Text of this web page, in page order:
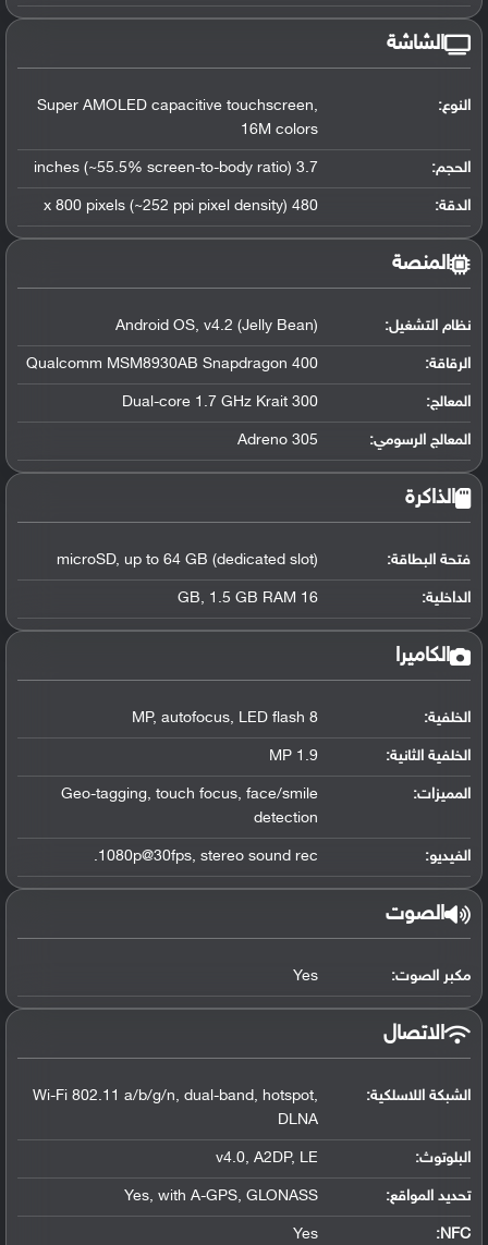
الشاشة
النوع:
Super AMOLED capacitive touchscreen,
16M colors
الحجم: 3.7 inches (~55.5% screen-to-body ratio)
الدقة: 480 x 800 pixels (~252 ppi pixel density)
المنصة
نظام التشغيل:
Android OS, v4.2 (Jelly Bean)
الرقاقة:
Qualcomm MSM8930AB Snapdragon 400
المعالج:
Dual-core 1.7 GHz Krait 300
المعالج الرسومي:
Adreno 305
الذاكرة
فتحة البطاقة: microSD, up to 64 GB (dedicated slot)
الداخلية: 16 GB, 1.5 GB RAM
الكاميرا
الخلفية: 8 MP, autofocus, LED flash
الخلفية الثانية: 1.9 MP
المميزات:
Geo-tagging, touch focus, face/smile
detection
الفيديو: 1080p@30fps, stereo sound rec.
الصوت
مكبر الصوت: Yes
الاتصال
الشبكة اللاسلكية:
Wi-Fi 802.11 a/b/g/n, dual-band, hotspot,
DLNA
البلوتوث:
v4.0, A2DP, LE
تحديد المواقع:
Yes, with A-GPS, GLONASS
NFC
:
Yes